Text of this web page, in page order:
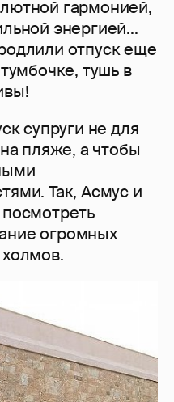
гармонией,
энергией...
отпуск еще
тушь в
супруги не для
пляже, а чтобы
Так, Асмус и
огромных